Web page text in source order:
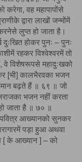
करेगा, वह महापापोंसे
द्वारा लाखों जन्मोंमें
लुप्त हो जाता है।
होकर पुनः – पुनः
रहकर विश्वेश्वरमें तो
वे विशेषरूपसे महादुःखको
[भी] कालभैरवका भजन
बढ़ते हैं ॥ ६९ ॥ जो
भजन नहीं करता
जाता है ॥ ७० ॥
पवित्र आख्यानको सुनकर
पड़ा हुआ अथवा
[ के आख्यान ] – को